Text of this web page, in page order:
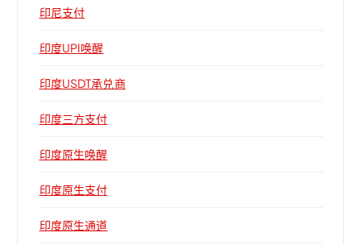
印尼支付
印度UPI唤醒
印度USDT承兑商
印度三方支付
印度原生唤醒
印度原生支付
印度原生通道